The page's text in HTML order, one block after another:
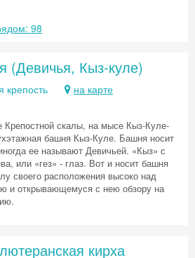
98
(Девичья, Кыз-куле)
крепость на карте
Крепостной скалы, на мысе Кыз-Куле-
башня Кыз-Куле. Башня носит
ее называют Девичьей. «Кыз» с
или «гез» - глаз. Вот и носит башня
своего расположения высоко над
и открывающемуся с нею обзору на
кирха